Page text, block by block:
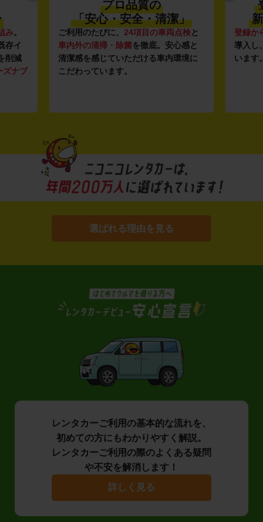
み。
存イ
削減
ズナブ
プロ品質の
「安心・安全・清潔」
ご利用のたびに、 24項目の車両点検と
車内外の清掃・除菌を徹底。安心感と
清潔感を感じていただける車内環境に
こだわっています。
登録か
導入し
います
選ばれる理由を見る
レンタカーご利用の基本的な流れを、
初めての方にもわかりやすく解説。
レンタカーご利用の際のよくある疑問
や不安を解消します！
詳しく見る